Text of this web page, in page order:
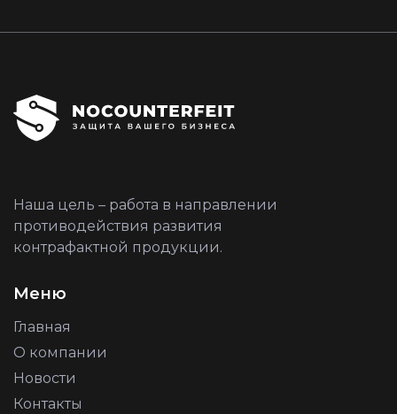
Наша цель – работа в направлении
противодействия развития
контрафактной продукции.
Меню
Главная
О компании
Новости
Контакты